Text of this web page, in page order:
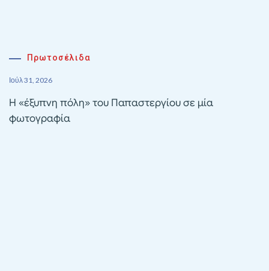
Πρωτοσέλιδα
Ιούλ 31, 2026
Η «έξυπνη πόλη» του Παπαστεργίου σε μία
φωτογραφία